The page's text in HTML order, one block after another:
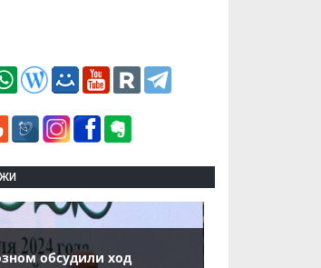
обсудили ход